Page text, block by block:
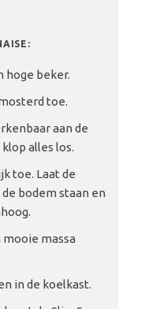
hoge beker.
toe.
aan de
alles los.
toe. Laat de
bodem staan en
massa
in de koelkast.